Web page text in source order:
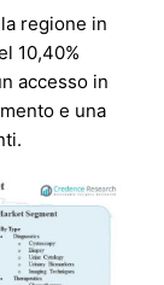
regione in
10,40%
accesso in
e una